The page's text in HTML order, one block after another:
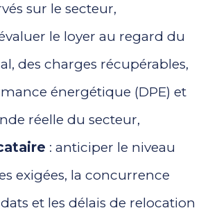
sur le secteur,
le loyer au regard du
des charges récupérables,
énergétique (DPE) et
réelle du secteur,
: anticiper le niveau
exigées, la concurrence
et les délais de relocation